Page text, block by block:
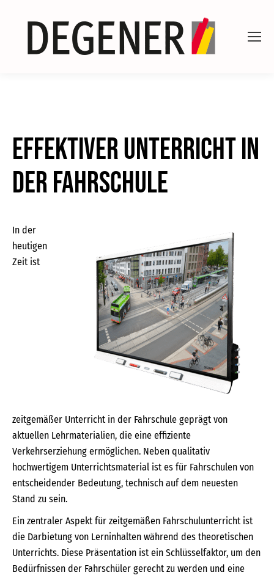
Effektiver Unterricht in
der Fahrschule
In der
heutigen
Zeit ist
zeitgemäßer Unterricht in der Fahrschule geprägt von
aktuellen Lehrmaterialien, die eine effiziente
Verkehrserziehung ermöglichen. Neben qualitativ
hochwertigem Unterrichtsmaterial ist es für Fahrschulen von
entscheidender Bedeutung, technisch auf dem neuesten
Stand zu sein.
Ein zentraler Aspekt für zeitgemäßen Fahrschulunterricht ist
die Darbietung von Lerninhalten während des theoretischen
Unterrichts. Diese Präsentation ist ein Schlüsselfaktor, um den
Bedürfnissen der Fahrschüler gerecht zu werden und eine